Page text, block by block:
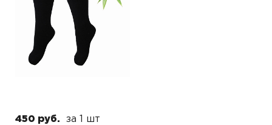
450 руб. за 1 шт